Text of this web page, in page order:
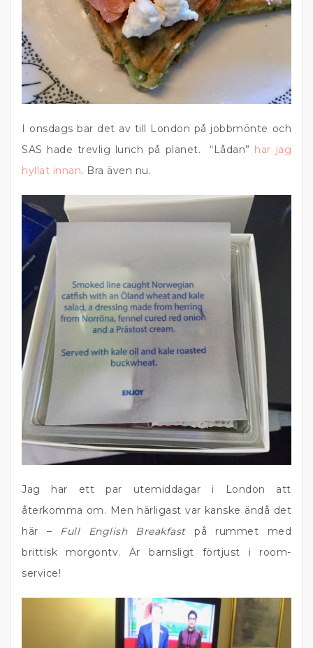
I onsdags bar det av till London på jobbmönte och
SAS hade trevlig lunch på planet. “Lådan” har jag
hyllat innan. Bra även nu.
Jag har ett par utemiddagar i London att
återkomma om. Men härligast var kanske ändå det
här – Full English Breakfastpå rummet med
brittisk morgontv. Är barnsligt förtjust i room-
service!